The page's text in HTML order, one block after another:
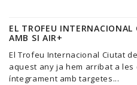
EL TROFEU
AMB SI AIR+
El Trofeu Internacional Ciutat
aquest any ja hem arribat a
íntegrament amb targetes...